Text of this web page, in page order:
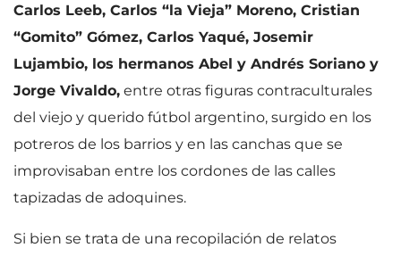
Carlos Leeb, Carlos “la Vieja” Moreno, Cristian
“Gomito” Gómez, Carlos Yaqué, Josemir
Lujambio, los hermanos Abel y Andrés Soriano y
Jorge Vivaldo, entre otras figuras contraculturales
del viejo y querido fútbol argentino, surgido en los
potreros de los barrios y en las canchas que se
improvisaban entre los cordones de las calles
tapizadas de adoquines.
Si bien se trata de una recopilación de relatos